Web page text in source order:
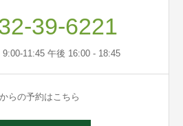
39-6221
11:45 午後 16:00 - 18:45
らの予約はこちら